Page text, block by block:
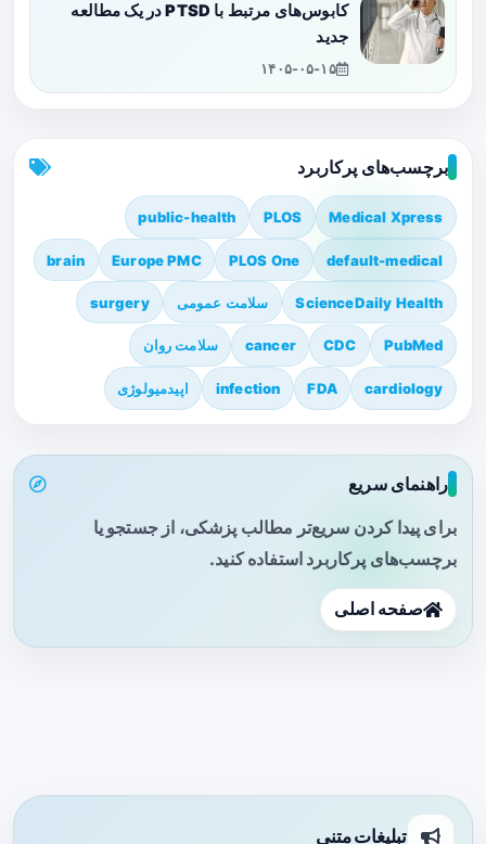
کابوس‌های مرتبط با PTSD در یک مطالعه
جدید
۱۴۰۵-۰۵-۱۵
برچسب‌های پرکاربرد
Medical Xpress
PLOS
public-health
default-medical
PLOS One
Europe PMC
brain
ScienceDaily Health سلامت عمومی surgery
PubMed
CDC
cancer سلامت روان
cardiology
FDA
infection اپیدمیولوژی
راهنمای سریع
برای پیدا کردن سریع‌تر مطالب پزشکی، از جستجو یا
برچسب‌های پرکاربرد استفاده کنید.
صفحه اصلی
تبلیغات متنی